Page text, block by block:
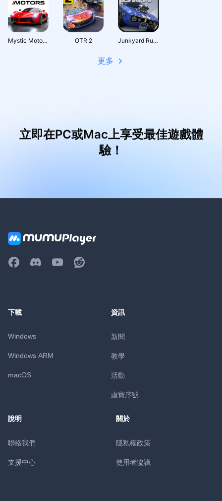
Mystic Motors: Car Racing Game OTR 2 Junkyard Rush Racing
更多
立即在PC或Mac上享受最佳遊戲體
驗！
下載
Windows
Windows ARM
macOS
資訊
新聞
教學
活動
虛寶序號
說明
聯絡我們
支援中心
關於
隱私權政策
使用者協議